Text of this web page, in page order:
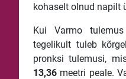
kohaselt olnud napilt
Kui Varmo
tegelikult tuleb
pronksi tulemusi,
13,36 meetri peale.